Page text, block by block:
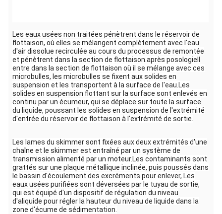
Les eaux usées non traitées pénètrent dans le réservoir de
flottaison, où elles se mélangent complètement avec l'eau
d'air dissolue recirculée au cours du processus de remontée
et pénètrent dans la section de flottaison.après posologieIl
entre dans la section de flottaison où il se mélange avec ces
microbulles, les microbulles se fixent aux solides en
suspension et les transportent à la surface de l'eau.Les
solides en suspension flottant sur la surface sont enlevés en
continu par un écumeur, qui se déplace sur toute la surface
du liquide, poussant les solides en suspension de l'extrémité
d'entrée du réservoir de flottaison à l'extrémité de sortie.
Les lames du skimmer sont fixées aux deux extrémités d'une
chaîne et le skimmer est entraîné par un système de
transmission alimenté par un moteur.Les contaminants sont
grattés sur une plaque métallique inclinée, puis poussés dans
le bassin d'écoulement des excréments pour enlever, Les
eaux usées purifiées sont déversées par le tuyau de sortie,
qui est équipé d'un dispositif de régulation du niveau
d'aliquide pour régler la hauteur du niveau de liquide dans la
zone d'écume de sédimentation.